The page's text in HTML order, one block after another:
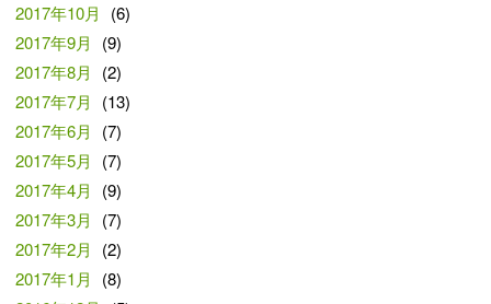
2017年10月
(6)
2017年9月
(9)
2017年8月
(2)
2017年7月
(13)
2017年6月
(7)
2017年5月
(7)
2017年4月
(9)
2017年3月
(7)
2017年2月
(2)
2017年1月
(8)